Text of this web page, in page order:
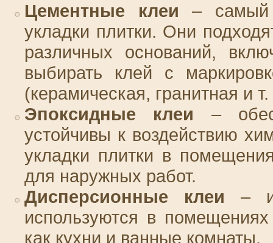
Цементные клеи – самый
укладки плитки. Они
различных оснований,
выбирать клей с
(керамическая, гранитная и
Эпоксидные клеи –
устойчивы к воздействию
укладки плитки в
для наружных работ.
Дисперсионные клеи –
используются в
как кухни и ванные комнаты.